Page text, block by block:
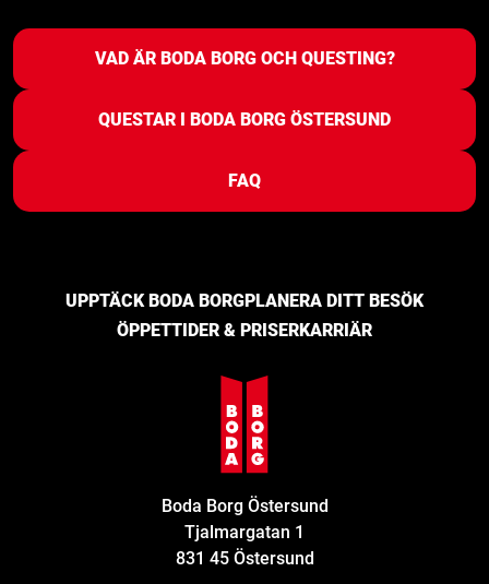
VAD ÄR BODA BORG OCH QUESTING?
QUESTAR I BODA BORG ÖSTERSUND
FAQ
UPPTÄCK BODA BORGPLANERA DITT BESÖK
ÖPPETTIDER & PRISERKARRIÄR
Boda Borg Östersund
Tjalmargatan 1
831 45 Östersund